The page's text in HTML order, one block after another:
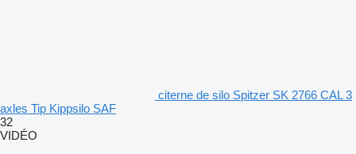
citerne de silo Spitzer SK 2766 CAL 3
axles Tip Kippsilo SAF
32
VIDÉO